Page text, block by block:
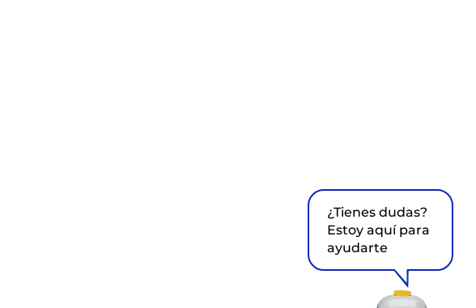
¿Tienes dudas?
Estoy aquí para
ayudarte